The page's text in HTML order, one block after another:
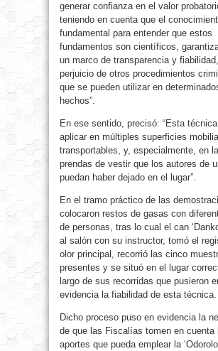
generar confianza en el valor
teniendo en cuenta que el
fundamental para entender que estos
fundamentos son científicos,
un marco de transparencia y
perjuicio de otros procedimientos
que se pueden utilizar en
hechos”.
En ese sentido, precisó: “Esta
aplicar en múltiples superficies
transportables, y, especialmente, en
prendas de vestir que los autores de
puedan haber dejado en el lugar”.
En el tramo práctico de las
colocaron restos de gasas con
de personas, tras lo cual el can
al salón con su instructor, tomó el
olor principal, recorrió las cinco
presentes y se situó en el lugar
largo de sus recorridas que pusieron
evidencia la fiabilidad de esta técnica.
Dicho proceso puso en evidencia la
de que las Fiscalías tomen en cuenta
aportes que pueda emplear la